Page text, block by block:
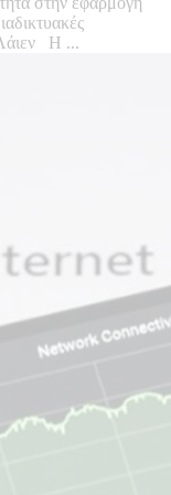
Η ...